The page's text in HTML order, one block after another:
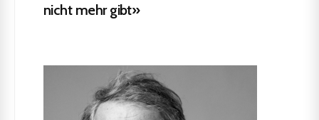
nicht mehr gibt»